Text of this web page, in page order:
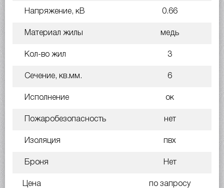
Напряжение, кВ 0.66
Материал жилы медь
Кол-во жил 3
Сечение, кв.мм. 6
Исполнение ок
Пожаробезопасность нет
Изоляция пвх
Броня Нет
Цена по запросу